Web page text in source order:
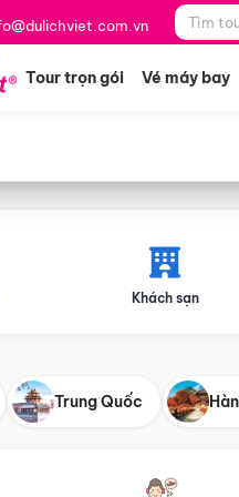
Tour trọn gói Vé máy bay
Khách sạn
Trung Quốc